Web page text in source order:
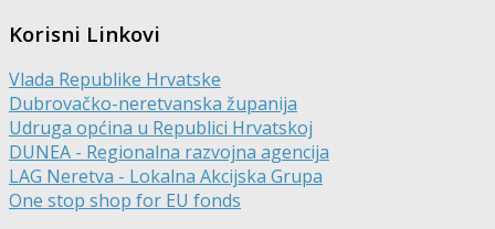
Korisni Linkovi
Vlada Republike Hrvatske
Dubrovačko-neretvanska županija
Udruga općina u Republici Hrvatskoj
DUNEA - Regionalna razvojna agencija
LAG Neretva - Lokalna Akcijska Grupa
One stop shop for EU fonds